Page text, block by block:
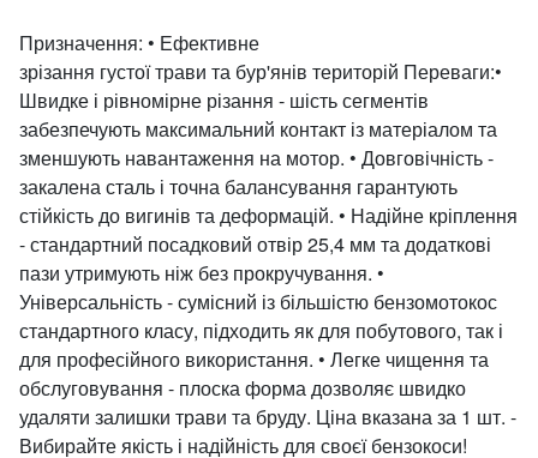
Призначення: • Ефективне
зрізання густої трави та бур'янів територій Переваги:​​•
Швидке і рівномірне різання - шість сегментів
забезпечують максимальний контакт із матеріалом та
зменшують навантаження на мотор. • Довговічність -
закалена сталь і точна балансування гарантують
стійкість до вигинів та деформацій. • Надійне кріплення
- стандартний посадковий отвір 25,4 мм та додаткові
пази утримують ніж без прокручування. •
Універсальність - сумісний із більшістю бензомотокос
стандартного класу, підходить як для побутового, так і
для професійного використання. • Легке чищення та
обслуговування - плоска форма дозволяє швидко
удаляти залишки трави та бруду. Ціна вказана за 1 шт. -
Вибирайте якість і надійність для своєї бензокоси!